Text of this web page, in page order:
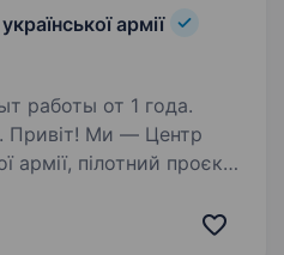
армії
работы от 1 года.
армії, пілотний проєкт
залучення